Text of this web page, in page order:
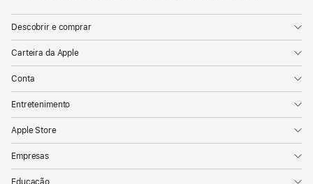
Descobrir e comprar
Carteira da Apple
Conta
Entretenimento
Apple Store
Empresas
Educação